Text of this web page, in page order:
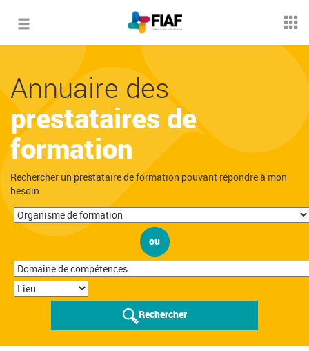
Toggle
Annuaire des
prestataires de
formation
Rechercher un prestataire de formation pouvant répondre à mon
besoin
ou
Rechercher